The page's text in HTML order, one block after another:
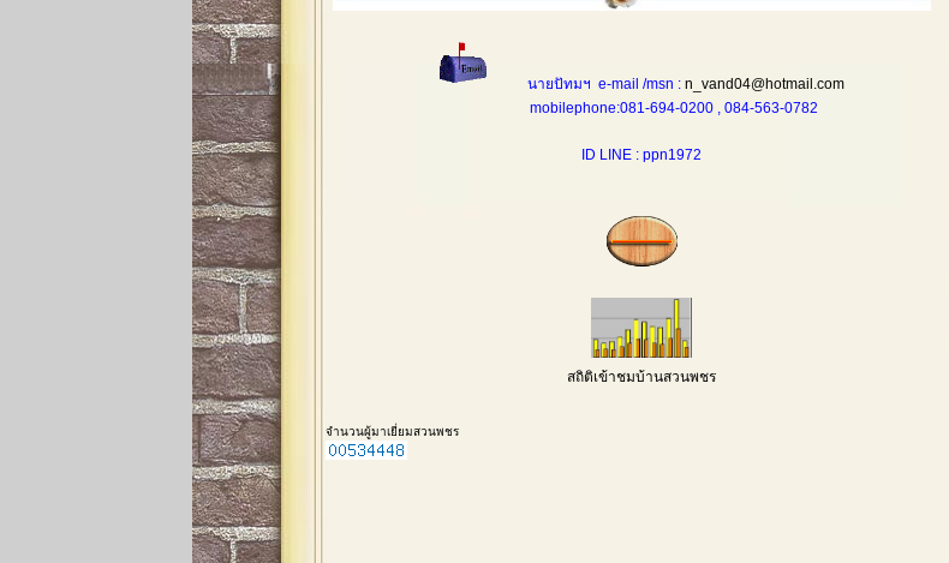
นายปัทมฯ e-mail /msn : n_vand04@hotmail.com
mobilephone:081-694-0200 , 084-563-0782
ID LINE : ppn1972
สถิติเข้าชมบ้านสวนพชร
จำนวนผู้มาเยี่ยมสวนพชร